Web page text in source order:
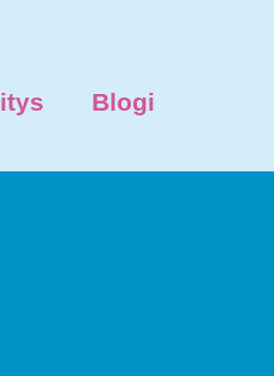
Blogi